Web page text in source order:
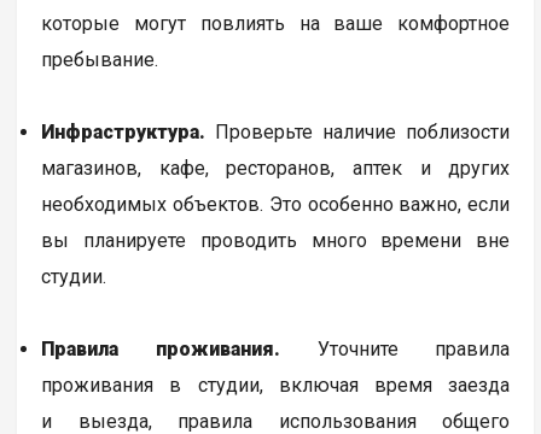
которые могут повлиять на ваше комфортное
пребывание.
Инфраструктура. Проверьте наличие поблизости
магазинов, кафе, ресторанов, аптек и других
необходимых объектов. Это особенно важно, если
вы планируете проводить много времени вне
студии.
Правила проживания. Уточните правила
проживания в студии, включая время заезда
и выезда, правила использования общего